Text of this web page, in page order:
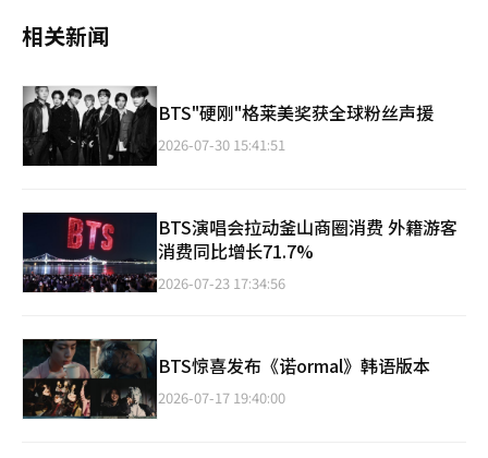
相关新闻
BTS"硬刚"格莱美奖获全球粉丝声援
2026-07-30 15:41:51
BTS演唱会拉动釜山商圈消费 外籍游客
消费同比增长71.7%
2026-07-23 17:34:56
BTS惊喜发布《诺ormal》韩语版本
2026-07-17 19:40:00